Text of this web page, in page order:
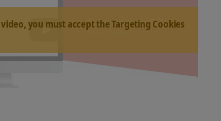
you must accept the Targeting Cookies